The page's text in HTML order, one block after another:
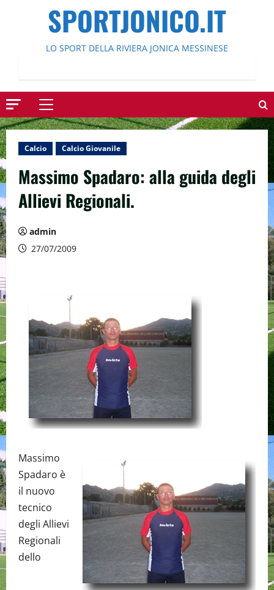
SPORTJONICO.IT
LO SPORT DELLA RIVIERA JONICA MESSINESE
Menu
principale
Calcio Calcio Giovanile
Massimo Spadaro: alla guida degli
Allievi Regionali.
admin
27/07/2009
Massimo
Spadaro è
il nuovo
tecnico
degli Allievi
Regionali
dello